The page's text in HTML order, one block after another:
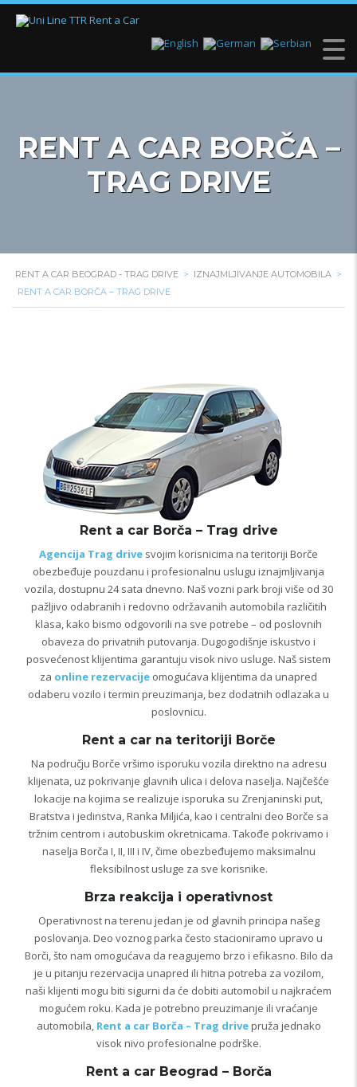
RENT A CAR BORČA –
TRAG DRIVE
RENT A CAR BEOGRAD - TRAG DRIVE > IZNAJMLJIVANJE AUTOMOBILA >
RENT A CAR BORČA – TRAG DRIVE
Rent a car Borča – Trag drive
Agencija Trag drive svojim korisnicima na teritoriji Borče
obezbeđuje pouzdanu i profesionalnu uslugu iznajmljivanja
vozila, dostupnu 24 sata dnevno. Naš vozni park broji više od 30
pažljivo odabranih i redovno održavanih automobila različitih
klasa, kako bismo odgovorili na sve potrebe – od poslovnih
obaveza do privatnih putovanja. Dugogodišnje iskustvo i
posvećenost klijentima garantuju visok nivo usluge. Naš sistem
za online rezervacije omogućava klijentima da unapred
odaberu vozilo i termin preuzimanja, bez dodatnih odlazaka u
poslovnicu.
Rent a car na teritoriji Borče
Na području Borče vršimo isporuku vozila direktno na adresu
klijenata, uz pokrivanje glavnih ulica i delova naselja. Najčešće
lokacije na kojima se realizuje isporuka su Zrenjaninski put,
Bratstva i jedinstva, Ranka Miljića, kao i centralni deo Borče sa
tržnim centrom i autobuskim okretnicama. Takođe pokrivamo i
naselja Borča I, II, III i IV, čime obezbeđujemo maksimalnu
fleksibilnost usluge za sve korisnike.
Brza reakcija i operativnost
Operativnost na terenu jedan je od glavnih principa našeg
poslovanja. Deo voznog parka često stacioniramo upravo u
Borči, što nam omogućava da reagujemo brzo i efikasno. Bilo da
je u pitanju rezervacija unapred ili hitna potreba za vozilom,
naši klijenti mogu biti sigurni da će dobiti automobil u najkraćem
mogućem roku. Kada je potrebno preuzimanje ili vraćanje
automobila, Rent a car Borča – Trag drivepruža jednako
visok nivo profesionalne podrške.
Rent a car Beograd – Borča